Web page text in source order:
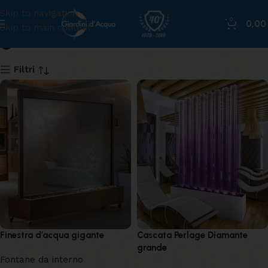
Skip to navigation
Skip to main content
0 0,00
grande
Filtri
Finestra d’acqua gigante
Fontane da interno
Cascata Perlage Diamante
grande